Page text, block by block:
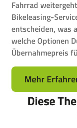
Fahrrad
Bikeleasing-
entscheiden, was
welche Optionen
Übernahmepreis
Mehr
Diese